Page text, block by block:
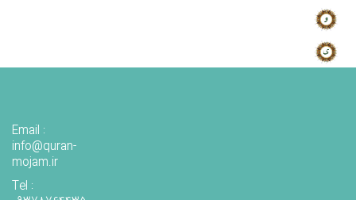
Email :
info@quran-
mojam.ir
Tel :